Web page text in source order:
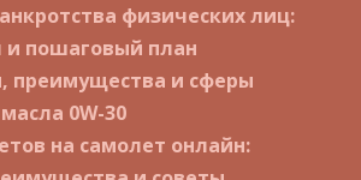
физических лиц:
и пошаговый план
преимущества и сферы
0W-30
на самолет онлайн: